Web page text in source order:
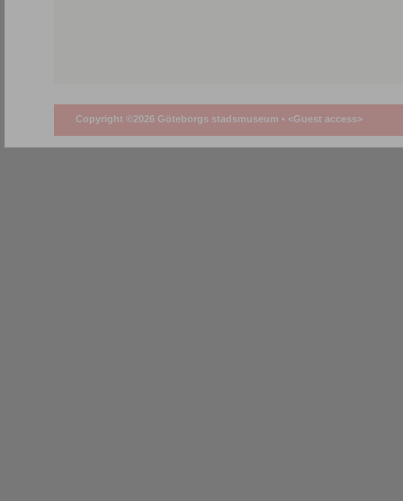
Copyright ©2026 Göteborgs stadsmuseum • <Guest access>